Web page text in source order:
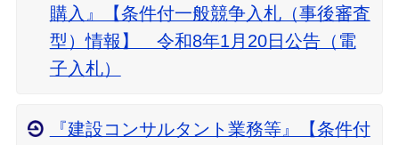
購入』【条件付一般競争入札（事後審査
型）情報】 令和8年1月20日公告（電
子入札）
『建設コンサルタント業務等』【条件付